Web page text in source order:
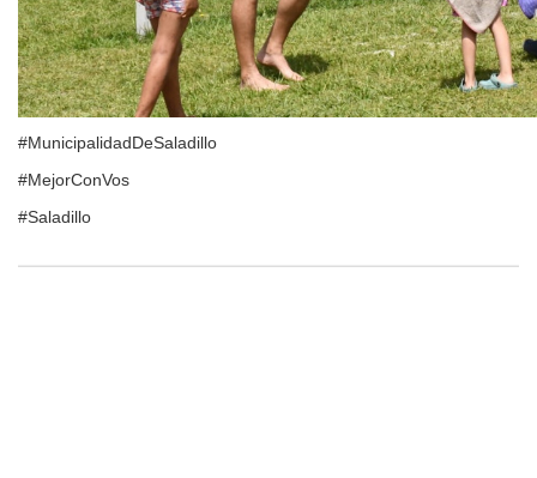
#MunicipalidadDeSaladillo
#MejorConVos
#Saladillo